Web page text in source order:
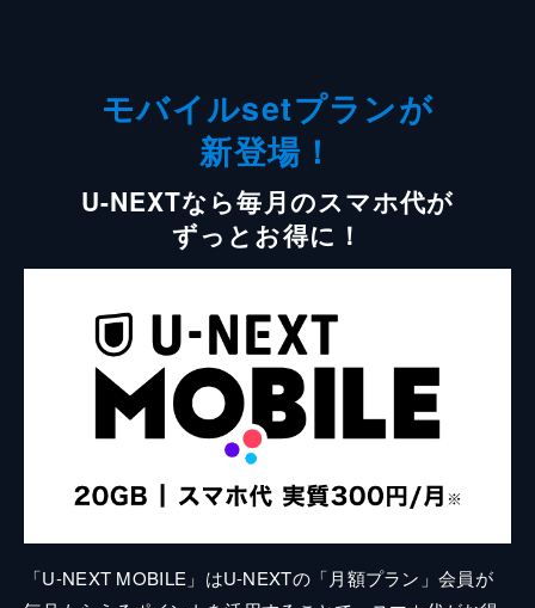
モバイルsetプランが
新登場！
U-NEXTなら毎月のスマホ代が
ずっとお得に！
「U-NEXT MOBILE」はU-NEXTの「月額プラン」会員が